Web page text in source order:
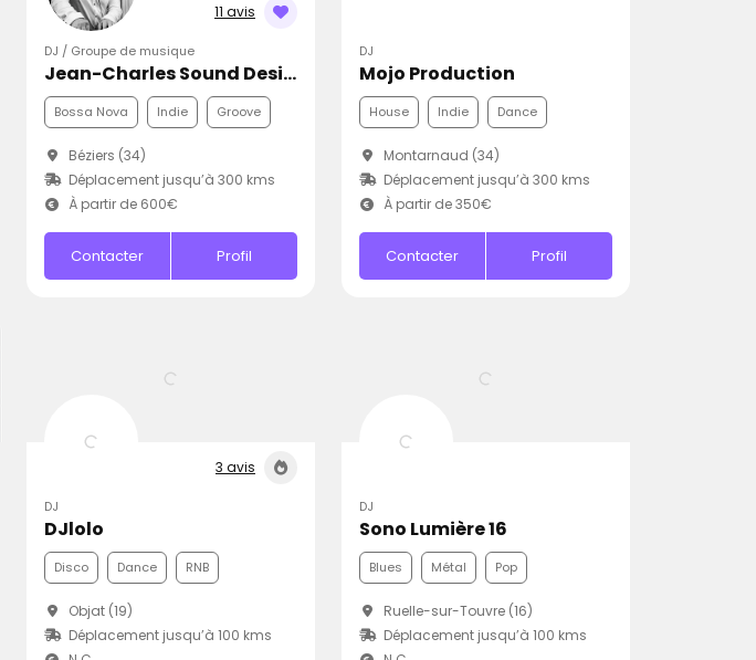
11 avis
DJ / Groupe de musique
Jean-Charles Sound Designer
Bossa Nova Indie Groove
Béziers (34)
Déplacement jusqu’à 300 kms
À partir de 600€
Contacter Profil
DJ
Mojo Production
House Indie Dance
Montarnaud (34)
Déplacement jusqu’à 300 kms
À partir de 350€
Contacter Profil
3 avis
DJ
DJlolo
Disco Dance RNB
Objat (19)
Déplacement jusqu’à 100 kms
DJ
Sono Lumière 16
Blues Métal Pop
Ruelle-sur-Touvre (16)
Déplacement jusqu’à 100 kms